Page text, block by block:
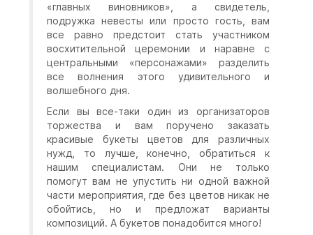
«главных виновников», а свидетель,
подружка невесты или просто гость, вам
все равно предстоит стать участником
восхитительной церемонии и наравне с
центральными «персонажами» разделить
все волнения этого удивительного и
волшебного дня.
Если вы все-таки один из организаторов
торжества и вам поручено заказать
красивые букеты цветов для различных
нужд, то лучше, конечно, обратиться к
нашим специалистам. Они не только
помогут вам не упустить ни одной важной
части мероприятия, где без цветов никак не
обойтись, но и предложат варианты
композиций. А букетов понадобится много!